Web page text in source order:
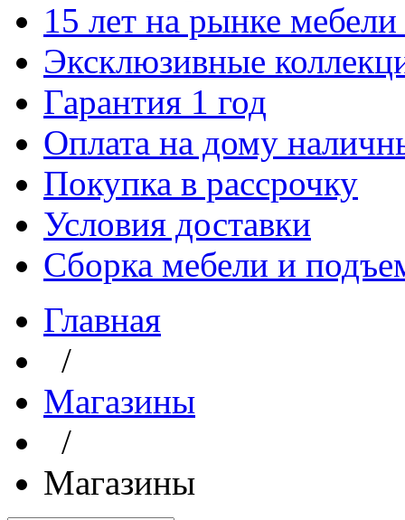
15 лет на рынке
Эксклюзивные
Гарантия 1 год
Оплата на дому
Покупка в рассрочку
Условия доставки
Сборка мебели и
Главная
/
Магазины
/
Магазины